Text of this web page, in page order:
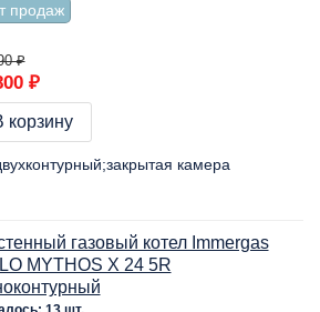
продаж
₽
₽
корзину
закрытая камера
газовый котел Immergas
MYTHOS X 24 5R